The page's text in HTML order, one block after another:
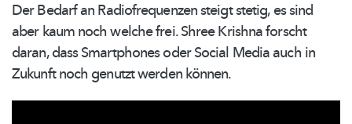
Der Bedarf an Radiofrequenzensteigt stetig, es sind
aber kaum noch welche frei. Shree Krishna forscht
daran, dass Smartphones oder Social Media auch in
Zukunft noch genutzt werden können.